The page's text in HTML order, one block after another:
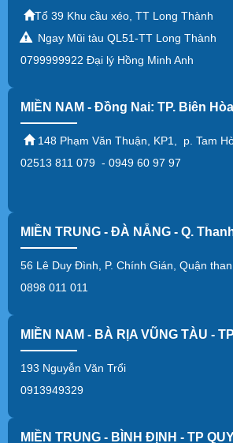
Tổ 39 Khu cầu xéo, TT Long Thành
Ngay Mũi tàu QL51-TT Long Thành
0799999922 Đại lý Hồng Minh Anh
MIỀN NAM - Đồng Nai: TP. Biên Hòa
148 Phạm Văn Thuận, KP1, p. Tam
02513 811 079 - 0949 60 97 97
MIỀN TRUNG - ĐÀ NẴNG - Q.
56 Lê Duy Đình, P. Chính Gián, Quận
0898 011 011
MIỀN NAM - BÀ RỊA VŨNG TÀU -
193 Nguyễn Văn Trổi
0913949329
MIỀN TRUNG - BÌNH ĐỊNH - TP